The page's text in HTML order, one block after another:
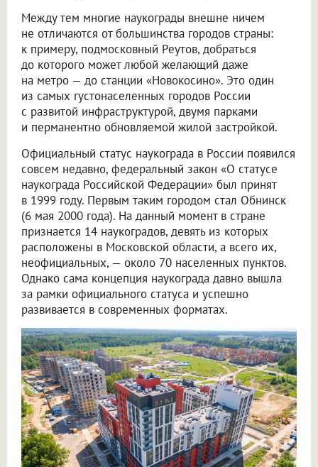
Между тем многие наукограды внешне ничем
не отличаются от большинства городов страны:
к примеру, подмосковный Реутов, добраться
до которого может любой желающий даже
на метро — до станции «Новокосино». Это один
из самых густонаселенных городов России
с развитой инфраструктурой, двумя парками
и перманентно обновляемой жилой застройкой.
Официальный статус наукограда в России появился
совсем недавно, федеральный закон «О статусе
наукограда Российской Федерации» был принят
в 1999 году. Первым таким городом стал Обнинск
(6 мая 2000 года). На данный момент в стране
признается 14 наукоградов, девять из которых
расположены в Московской области, а всего их,
неофициальных, — около 70 населенных пунктов.
Однако сама концепция наукограда давно вышла
за рамки официального статуса и успешно
развивается в современных форматах.